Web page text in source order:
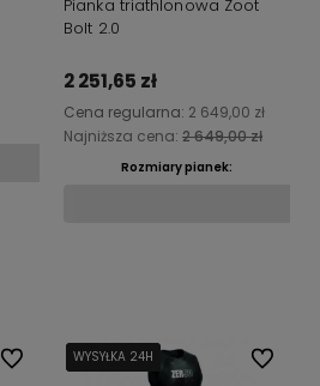
Pianka triathlonowa Zoot
Bolt 2.0
2 251,65 zł
Cena regularna: 2 649,00 zł
Najniższa cena: 2 649,00 zł
Rozmiary pianek:
Do ulubionychWYSYŁKA 24H
WYSYŁKA 24H
WYSYŁKA 24H Do